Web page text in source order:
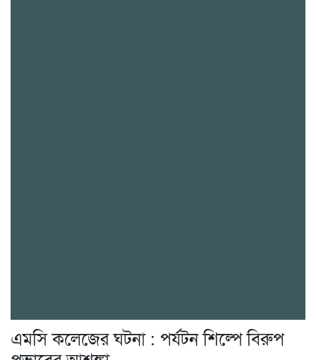
এমসি কলেজের ঘটনা : পর্যটন শিল্পে বিরুপ